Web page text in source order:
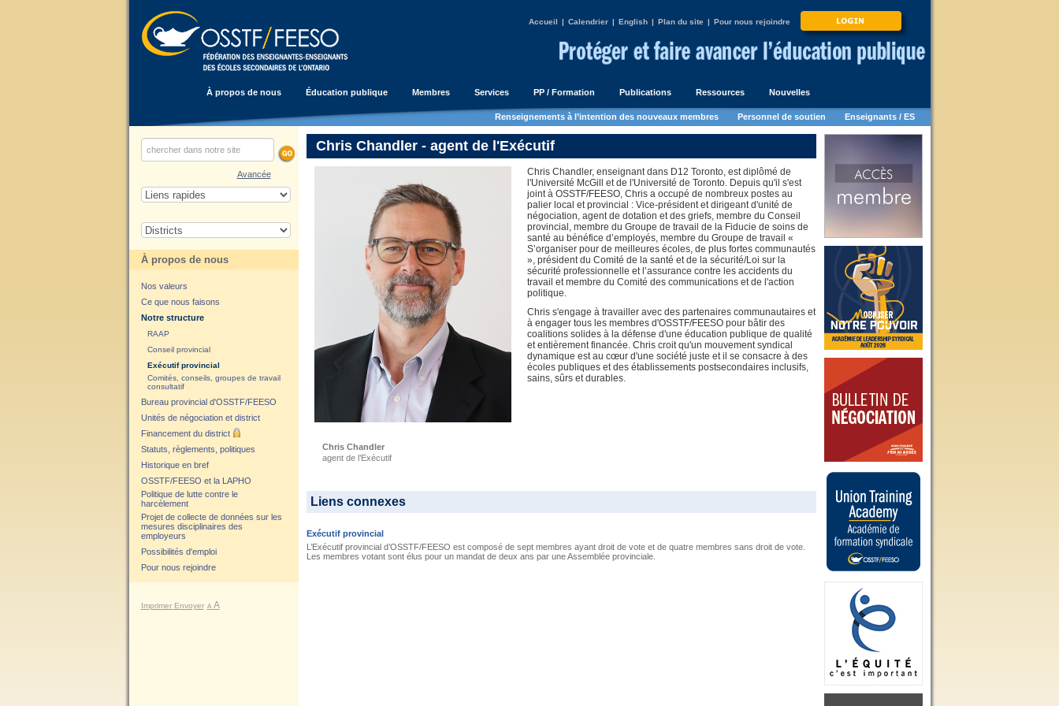
Accueil | Calendrier | English | Plan du site | Pour nous rejoindre
À propos de nous Éducation publique Membres Services PP / Formation Publications Ressources Nouvelles
Renseignements à l’intention des nouveaux membres Personnel de soutien Enseignants / ES
Avancée
À propos de nous
Nos valeurs
Ce que nous faisons
Notre structure
RAAP
Conseil provincial
Exécutif provincial
Comités, conseils, groupes de travail
consultatif
Bureau provincial d'OSSTF/FEESO
Unités de négociation et district
Financement du district
Statuts, règlements, politiques
Historique en bref
OSSTF/FEESO et la LAPHO
Politique de lutte contre le
harcèlement
Projet de collecte de données sur les
mesures disciplinaires des
employeurs
Possibilités d'emploi
Pour nous rejoindre
Imprimer Envoyer A A
Chris Chandler - agent de l'Exécutif
Chris Chandler
agent de l’Exécutif
Chris Chandler, enseignant dans D12 Toronto, est diplômé de
l'Université McGill et de l'Université de Toronto. Depuis qu'il s'est
joint à OSSTF/FEESO, Chris a occupé de nombreux postes au
palier local et provincial : Vice-président et dirigeant d'unité de
négociation, agent de dotation et des griefs, membre du Conseil
provincial, membre du Groupe de travail de la Fiducie de soins de
santé au bénéfice d’employés, membre du Groupe de travail «
S’organiser pour de meilleures écoles, de plus fortes communautés
», président du Comité de la santé et de la sécurité/Loi sur la
sécurité professionnelle et l’assurance contre les accidents du
travail et membre du Comité des communications et de l'action
politique.
Chris s'engage à travailler avec des partenaires communautaires et
à engager tous les membres d'OSSTF/FEESO pour bâtir des
coalitions solides à la défense d'une éducation publique de qualité
et entièrement financée. Chris croit qu'un mouvement syndical
dynamique est au cœur d'une société juste et il se consacre à des
écoles publiques et des établissements postsecondaires inclusifs,
sains, sûrs et durables.
Liens connexes
Exécutif provincial
L’Exécutif provincial d’OSSTF/FEESO est composé de sept membres ayant droit de vote et de quatre membres sans droit de vote.
Les membres votant sont élus pour un mandat de deux ans par une Assemblée provinciale.